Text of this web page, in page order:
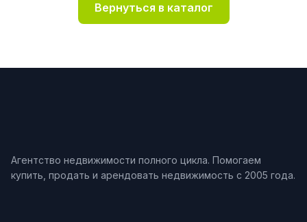
Вернуться в каталог
Агентство недвижимости полного цикла. Помогаем
купить, продать и арендовать недвижимость с 2005 года.